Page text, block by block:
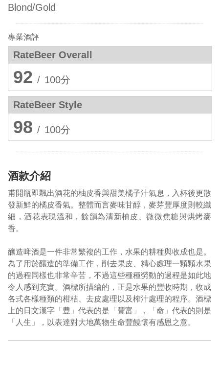
Blond/Gold
專業酒評
RateBeer Overall
92 / 100分
RateBeer Style
98 / 100分
酒款介紹
甫開瓶即飄出酒花的柚皮香與甜美橘子汁氣息，入杯後更散
發新鮮的橘皮香氣。整體而言麥味甘醇，麥芽豐厚度則較纖
細，酒花表現溫和，餘韻為清新柚皮、微微焦糖與烘烤麥
香。
釀造啤酒是一件非常繁複的工作，水果的耕種與收成也是。
為了用於釀造的準備工作，削去果皮、精心處理一顆顆水果
的過程同樣也非常辛苦，不過這些種種勞動的過程是如此地
令人感到充實。酒標所描繪的，正是水果的豐收時期，收成
各式各樣種類的柑桔、去皮處理以及榨汁處理的程序。酒標
上的日文漢字「豊」代表的是「豐富」，「命」代表的則是
「人生」，以表達對大地萬物生命豐饒懷有感恩之意。